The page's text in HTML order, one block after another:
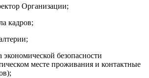
Организации;
кадров;
безопасности
месте проживания и контактные